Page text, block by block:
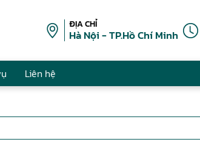
ĐỊA CHỈ
Hà Nội - TP.Hồ Chí Minh
Liên hệ